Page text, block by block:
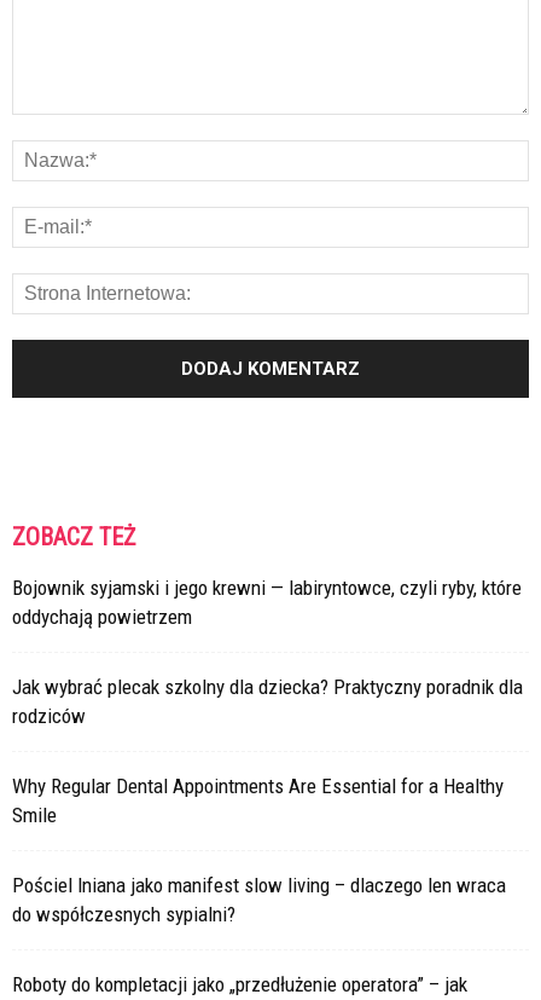
ZOBACZ TEŻ
Bojownik syjamski i jego krewni — labiryntowce, czyli ryby, które
oddychają powietrzem
Jak wybrać plecak szkolny dla dziecka? Praktyczny poradnik dla
rodziców
Why Regular Dental Appointments Are Essential for a Healthy
Smile
Pościel lniana jako manifest slow living – dlaczego len wraca
do współczesnych sypialni?
Roboty do kompletacji jako „przedłużenie operatora” – jak